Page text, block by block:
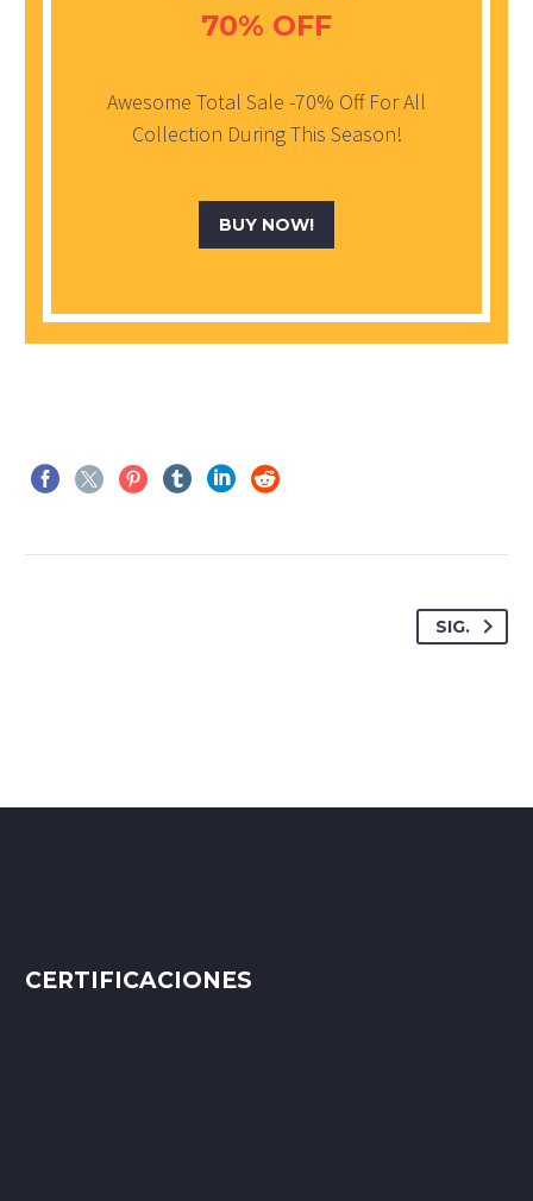
70% OFF
Awesome Total Sale -70% Off For All
Collection During This Season!
BUY NOW!
SIG.
CERTIFICACIONES